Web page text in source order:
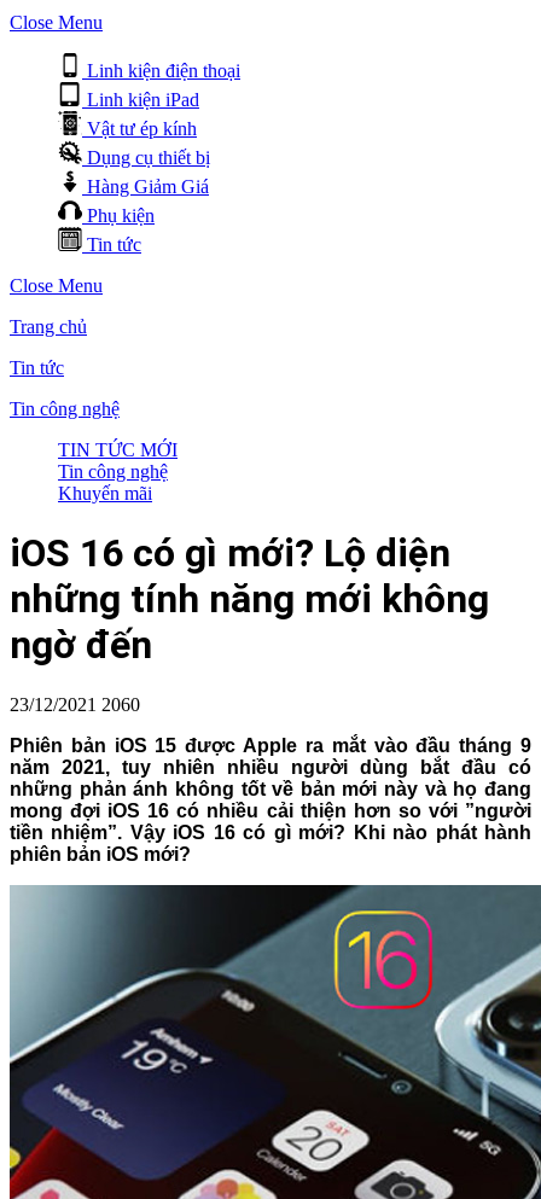
Close Menu
Linh kiện điện thoại
Linh kiện iPad
Vật tư ép kính
Dụng cụ thiết bị
Hàng Giảm Giá
Phụ kiện
Tin tức
Close Menu
Trang chủ
Tin tức
Tin công nghệ
TIN TỨC MỚI
Tin công nghệ
Khuyến mãi
iOS 16 có gì mới? Lộ diện
những tính năng mới không
ngờ đến
23/12/2021 2060
Phiên bản iOS 15 được Apple ra mắt vào đầu tháng 9
năm 2021, tuy nhiên nhiều người dùng bắt đầu có
những phản ánh không tốt về bản mới này và họ đang
mong đợi iOS 16 có nhiều cải thiện hơn so với ”người
tiền nhiệm”. Vậy iOS 16 có gì mới? Khi nào phát hành
phiên bản iOS mới?